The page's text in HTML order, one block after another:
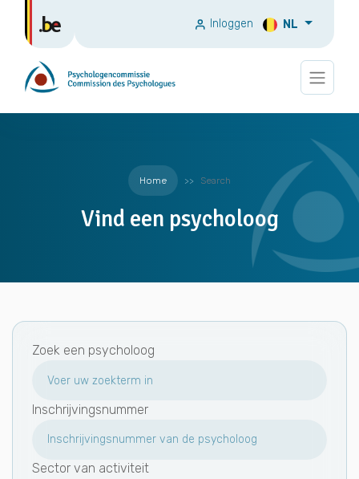
Inloggen NL
Home Search
Vind een psycholoog
Zoek een psycholoog
Inschrijvingsnummer
Sector van activiteit